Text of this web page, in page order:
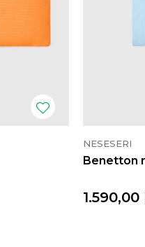
NESESERI
Benetton
1.590,00